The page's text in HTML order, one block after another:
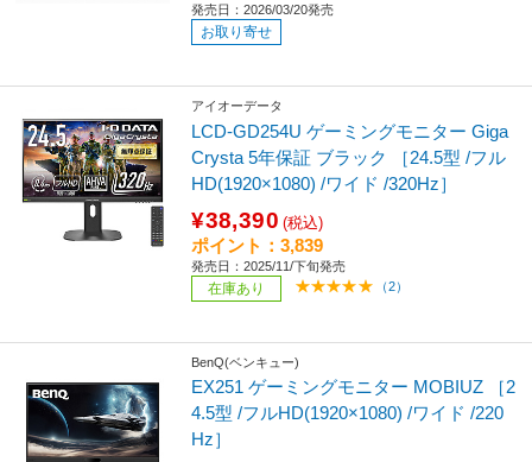
発売日：2026/03/20発売
お取り寄せ
アイオーデータ
LCD-GD254U ゲーミングモニター Giga
Crysta 5年保証 ブラック ［24.5型 /フル
HD(1920×1080) /ワイド /320Hz］
¥38,390 (税込)
ポイント：3,839
発売日：2025/11/下旬発売
在庫あり （2）
BenQ(ベンキュー)
EX251 ゲーミングモニター MOBIUZ ［2
4.5型 /フルHD(1920×1080) /ワイド /220
Hz］